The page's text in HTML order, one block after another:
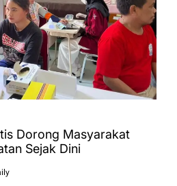
Dorong Masyarakat
Sejak Dini